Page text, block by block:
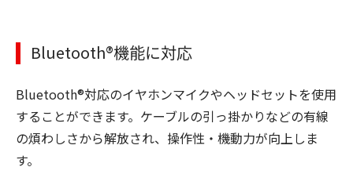
Bluetooth®機能に対応
Bluetooth®対応のイヤホンマイクやヘッドセットを使用
することができます。ケーブルの引っ掛かりなどの有線
の煩わしさから解放され、操作性・機動力が向上しま
す。